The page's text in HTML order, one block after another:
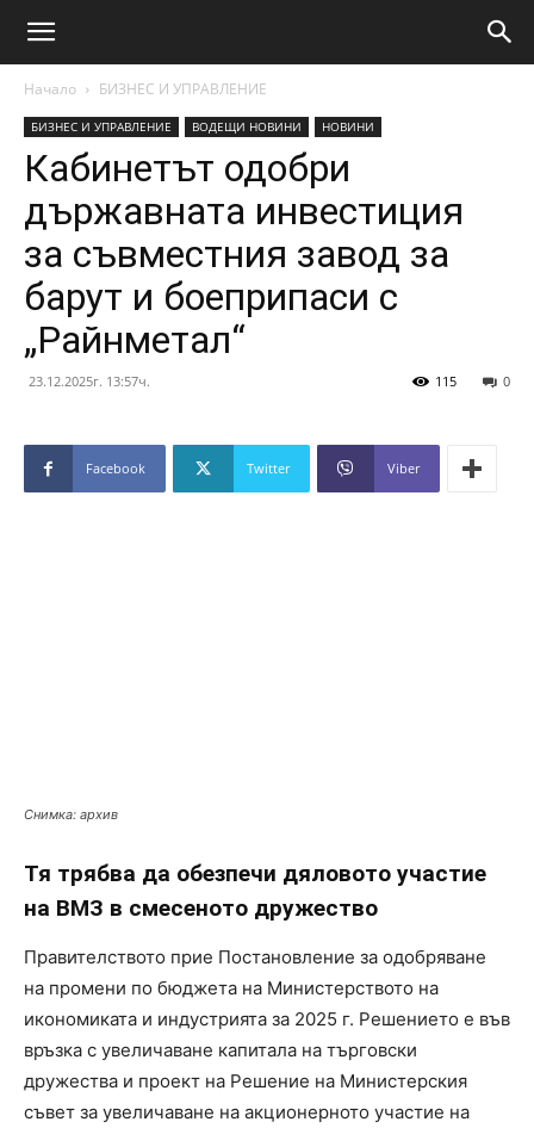
Начало БИЗНЕС И УПРАВЛЕНИЕ
БИЗНЕС И УПРАВЛЕНИЕ ВОДЕЩИ НОВИНИ НОВИНИ
Кабинетът одобри
държавната инвестиция
за съвместния завод за
барут и боеприпаси с
„Райнметал“
23.12.2025г. 13:57ч. 0
115
Facebook Twitter Viber
Снимка: архив
Тя трябва да обезпечи дяловото участие
на ВМЗ в смесеното дружество
Правителството прие Постановление за одобряване
на промени по бюджета на Министерството на
икономиката и индустрията за 2025 г. Решението е във
връзка с увеличаване капитала на търговски
дружества и проект на Решение на Министерския
съвет за увеличаване на акционерното участие на